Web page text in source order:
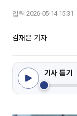
입력 2026-05-14 15:31
김재은 기자
기사 듣기